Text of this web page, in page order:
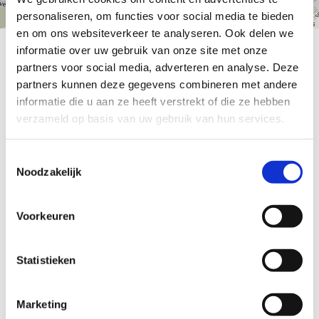
personaliseren, om functies voor social media te bieden
en om ons websiteverkeer te analyseren. Ook delen we
informatie over uw gebruik van onze site met onze
partners voor social media, adverteren en analyse. Deze
partners kunnen deze gegevens combineren met andere
informatie die u aan ze heeft verstrekt of die ze hebben
verzameld op basis van uw gebruik van hun services.
Noodzakelijk
Voorkeuren
Statistieken
Marketing
Zout
Arabische Gom
Snoep
Amerikaans Snoep
Zoet
Zuur
Zout
Bubs Snoep
Leaflet|©OpenStreetMapcontributors